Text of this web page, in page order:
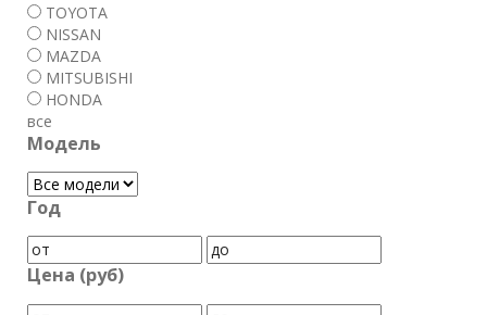
TOYOTA
NISSAN
MAZDA
MITSUBISHI
HONDA
все
Модель
Год
Цена (руб)